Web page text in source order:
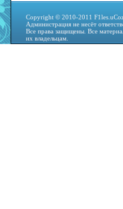
Copyright © 2010-2011
Администрация не несёт
Все права защищены. Все
их владельцам.